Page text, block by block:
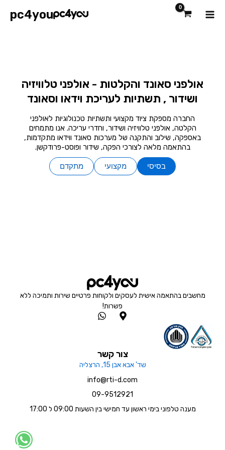
לתוכן
Main
pc4you
אולפני סאונד והקלטות - אולפני טלוויזיה
ושידור , תשתיות לעריכת וידאו וסאונד
החברה מספקת ציוד מקצועי ותשתיות טכנולוגיות לאולפני
הקלטה, אולפני טלוויזיה ושידור, וחדרי עריכה. אנו מתמחים
באספקה, שילוב והתקנה של מערכות סאונד ווידאו מתקדמות,
בהתאמה מלאה לצורכי הפקה, שידור ופוסט-פרודקשן.
בסיסי מקצועי מתקדם
W
מחשבים בהתאמה אישית לעסקים ולקוחות פרטיים שירות ותמיכה ללא
פשרות!
M
m
a
r
k
r
-
a
W
s
a
p
p
צור קשר
שד' אבא אבן 15, הרצליה
info@rti-d.com
09-9512921
מענה טלפוני בימי ראשון עד חמישי בין השעות 09:00 ל 17:00